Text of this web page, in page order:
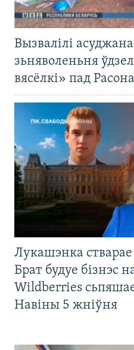
Вызвалілі
зьняволеньня
вясёлкі» пад
Лукашэнка стварае
Брат будуе бізнэс
Wildberries
Навіны 5 жніўня